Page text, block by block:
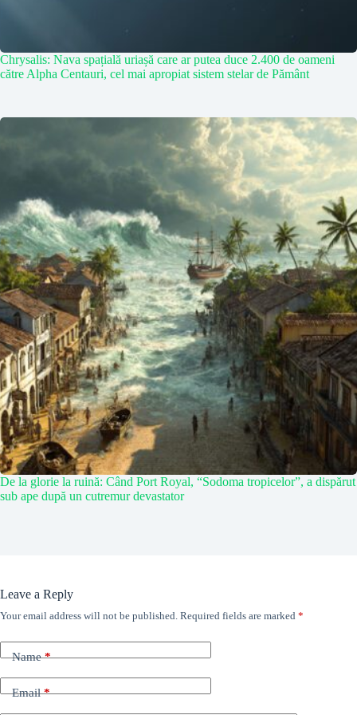
Chrysalis: Nava spațială uriașă care ar putea duce 2.400 de oameni
către Alpha Centauri, cel mai apropiat sistem stelar de Pământ
De la glorie la ruină: Când Port Royal, “Sodoma tropicelor”, a dispărut
sub ape după un cutremur devastator
Leave a Reply
Your email address will not be published. Required fields are marked *
Name*
Email*